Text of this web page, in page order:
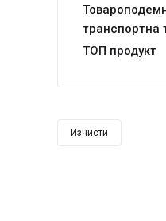
транспортна
ТОП продукт
Изчисти